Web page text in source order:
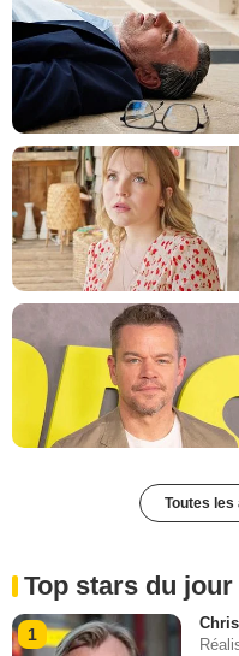
Toutes les
Top stars du jour
1